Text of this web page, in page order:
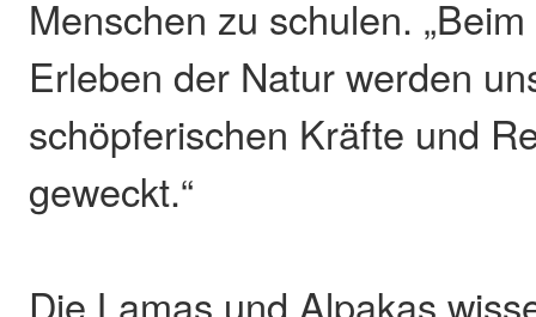
Menschen zu schulen.
Erleben der Natur werden
schöpferischen Kräfte und
geweckt.“
Die Lamas und Alpakas